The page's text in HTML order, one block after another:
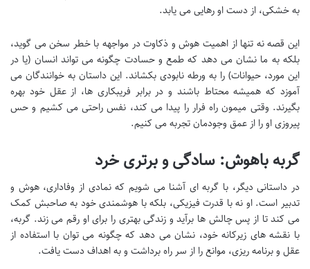
به خشکی، از دست او رهایی می یابد.
این قصه نه تنها از اهمیت هوش و ذکاوت در مواجهه با خطر سخن می گوید،
بلکه به ما نشان می دهد که طمع و حسادت چگونه می تواند انسان (یا در
این مورد، حیوانات) را به ورطه نابودی بکشاند. این داستان به خوانندگان می
آموزد که همیشه محتاط باشند و در برابر فریبکاری ها، از عقل خود بهره
بگیرند. وقتی میمون راه فرار را پیدا می کند، نفس راحتی می کشیم و حس
پیروزی او را از عمق وجودمان تجربه می کنیم.
گربه باهوش: سادگی و برتری خرد
در داستانی دیگر، با گربه ای آشنا می شویم که نمادی از وفاداری، هوش و
تدبیر است. او نه با قدرت فیزیکی، بلکه با هوشمندی خود به صاحبش کمک
می کند تا از پس چالش ها برآید و زندگی بهتری را برای او رقم می زند. گربه،
با نقشه های زیرکانه خود، نشان می دهد که چگونه می توان با استفاده از
عقل و برنامه ریزی، موانع را از سر راه برداشت و به اهداف دست یافت.